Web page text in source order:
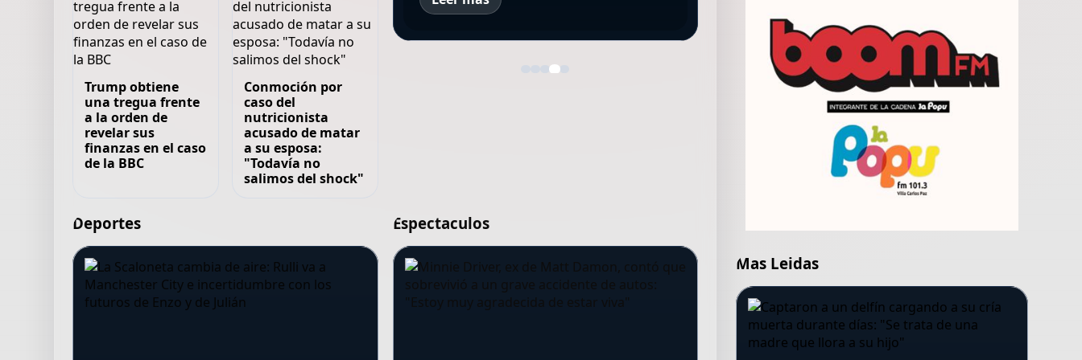
Trump obtiene
una tregua frente
a la orden de
revelar sus
finanzas en el caso
de la BBC
Conmoción por
caso del
nutricionista
acusado de matar
a su esposa:
"Todavía no
salimos del shock"
Deportes Espectaculos
Mas Leidas